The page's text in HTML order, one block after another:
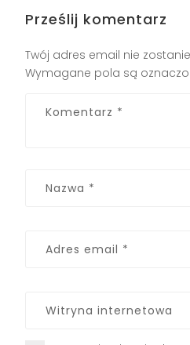
Prześlij komentarz
Twój adres email nie
Wymagane pola są